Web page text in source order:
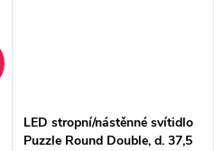
LED stropní/nástěnné svítidlo
Puzzle Round Double, d. 37,5